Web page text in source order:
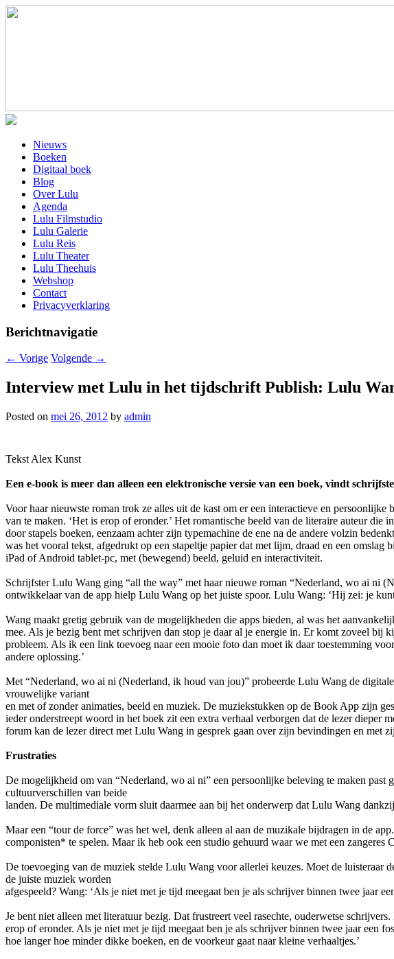
Nieuws
Boeken
Digitaal boek
Blog
Over Lulu
Agenda
Lulu Filmstudio
Lulu Galerie
Lulu Reis
Lulu Theater
Lulu Theehuis
Webshop
Contact
Privacyverklaring
Berichtnavigatie
← Vorige Volgende →
Interview met Lulu in het tijdschrift Publish: Lulu
Posted on mei 26, 2012 by admin
Tekst Alex Kunst
Een e-book is meer dan alleen een elektronische versie van een boek, vindt
Voor haar nieuwste roman trok ze alles uit de kast om er een interactieve en persoonlijke
van te maken. ‘Het is erop of eronder.’ Het romantische beeld van de literaire auteur die
door stapels boeken, eenzaam achter zijn typemachine de ene na de andere volzin
was het vooral tekst, afgedrukt op een stapeltje papier dat met lijm, draad en een
iPad of Android tablet-pc, met (bewegend) beeld, geluid en interactiviteit.
Schrijfster Lulu Wang ging “all the way” met haar nieuwe roman “Nederland, wo ai ni
ontwikkelaar van de app hielp Lulu Wang op het juiste spoor. Lulu Wang: ‘Hij zei: je
Wang maakt gretig gebruik van de mogelijkheden die apps bieden, al was het
mee. Als je bezig bent met schrijven dan stop je daar al je energie in. Er komt zoveel
probleem. Als ik een link toevoeg naar een mooie foto dan moet ik daar toestemming
andere oplossing.’
Met “Nederland, wo ai ni (Nederland, ik houd van jou)” probeerde Lulu Wang de
vrouwelijke variant
en met of zonder animaties, beeld en muziek. De muziekstukken op de Book App zijn
ieder onderstreept woord in het boek zit een extra verhaal verborgen dat de lezer dieper
forum kan de lezer direct met Lulu Wang in gesprek gaan over zijn bevindingen en met
Frustraties
De mogelijkheid om van “Nederland, wo ai ni” een persoonlijke beleving te maken past
cultuurverschillen van beide
landen. De multimediale vorm sluit daarmee aan bij het onderwerp dat Lulu Wang
Maar een “tour de force” was het wel, denk alleen al aan de muzikale bijdragen in de
componisten* te spelen. Maar ik heb ook een studio gehuurd waar we met een
De toevoeging van de muziek stelde Lulu Wang voor allerlei keuzes. Moet de
de juiste muziek worden
afgespeeld? Wang: ‘Als je niet met je tijd meegaat ben je als schrijver binnen twee jaar
Je bent niet alleen met literatuur bezig. Dat frustreert veel rasechte, ouderwetse
erop of eronder. Als je niet met je tijd meegaat ben je als schrijver binnen twee jaar een
hoe langer hoe minder dikke boeken, en de voorkeur gaat naar kleine verhaaltjes.’